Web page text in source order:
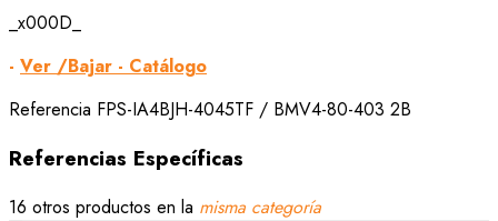
_x000D_
- Ver /Bajar - Catálogo
Referencia FPS-IA4BJH-4045TF / BMV4-80-403 2B
Referencias Específicas
16 otros productos en la misma categoría